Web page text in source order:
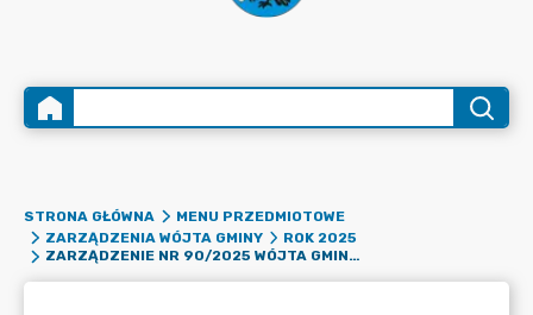
STRONA GŁÓWNA
MENU PRZEDMIOTOWE
ZARZĄDZENIA WÓJTA GMINY
ROK 2025
ZARZĄDZENIE NR 90/2025 WÓJTA GMINY RADZIEJOWICE 04 LISTOPADA 2025 R. W SPRAWIE POWOŁANIA KOMISJI NABORU DO PRZEPROWADZENIA PROCEDURY NABORU KANDYDATA NA WOLNE STANOWISKO URZĘDNICZE